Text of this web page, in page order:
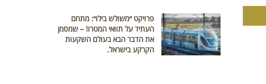
פרויקט ״משולש בילו״: מתחם
העתיד על תוואי המטרו! – שמסמן
את הדבר הבא בעולם השקעות
הקרקע בישראל.